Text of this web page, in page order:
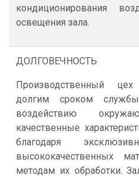
кондиционирования
освещения зала.
ДОЛГОВЕЧНОСТЬ
Производственный цех
долгим сроком
воздействию
качественные
благодаря
высококачественных
методам их обработки.